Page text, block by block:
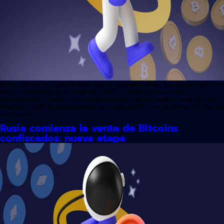
El mercado de las criptomonedas está en constante evolución, y la atención se
dirige actualmente hacia Shiba Inu (SHIB), un token que ha atraído
recientemente el interés de las ballenas a pesar de una notable caída de precio.
Mientras el SHIB ha experimentado una caída del 17 % en los últimos 30 días, los
inversores […]
Rusia comienza la venta de Bitcoins
confiscados: nueva etapa